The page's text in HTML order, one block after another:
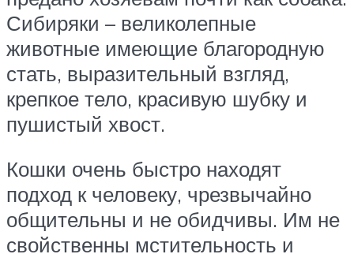
Сибиряки – великолепные
животные имеющие благородную
стать, выразительный взгляд,
крепкое тело, красивую шубку и
пушистый хвост.
Кошки очень быстро находят
подход к человеку, чрезвычайно
общительны и не обидчивы. Им не
свойственны мстительность и